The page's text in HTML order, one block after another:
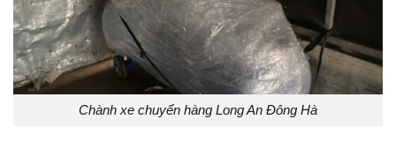
Chành xe chuyển hàng Long An Đông Hà